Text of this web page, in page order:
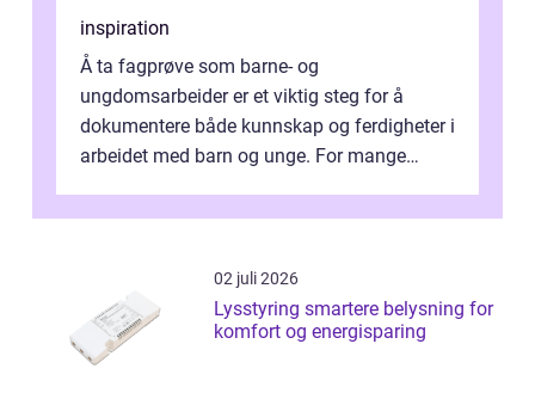
inspiration
Å ta fagprøve som barne- og
ungdomsarbeider er et viktig steg for å
dokumentere både kunnskap og ferdigheter i
arbeidet med barn og unge. For mange
02 juli 2026
Lysstyring smartere belysning for
komfort og energisparing